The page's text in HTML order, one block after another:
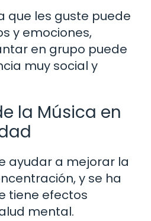
que les guste puede
y emociones,
en grupo puede
muy social y
la Música en
ayudar a mejorar la
y se ha
tiene efectos
mental.